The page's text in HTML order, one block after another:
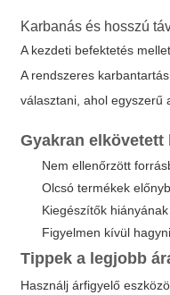
Karbanás és hosszú
A kezdeti befektetés
A rendszeres
választani, ahol egyszerű
Gyakran
Nem ellenőrzött
Olcsó termékek
Kiegészítők
Figyelmen kívül
Tippek a legjobb
Használj árfigyelő